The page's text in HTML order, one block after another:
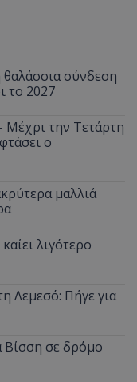
θαλάσσια σύνδεση
το 2027
Μέχρι την Τετάρτη
ο
μαλλιά
λιγότερο
Λεμεσό: Πήγε για
Βίσση σε δρόμο